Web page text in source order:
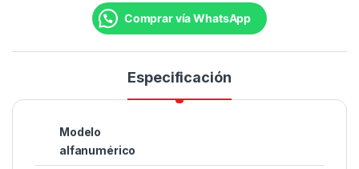
Comprar vía WhatsApp
Especificación
Modelo
alfanumérico